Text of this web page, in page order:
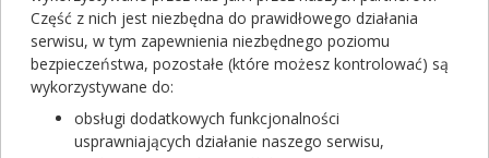
Wyczyść filtry
Bixebra
5 mg | 56 tabl. | Ivabradinum
lek na receptę
Część z nich jest niezbędna do prawidłowego działania
serwisu, w tym zapewnienia niezbędnego poziomu
bezpieczeństwa, pozostałe (które możesz kontrolować) są
wykorzystywane do:
obsługi dodatkowych funkcjonalności
usprawniających działanie naszego serwisu,